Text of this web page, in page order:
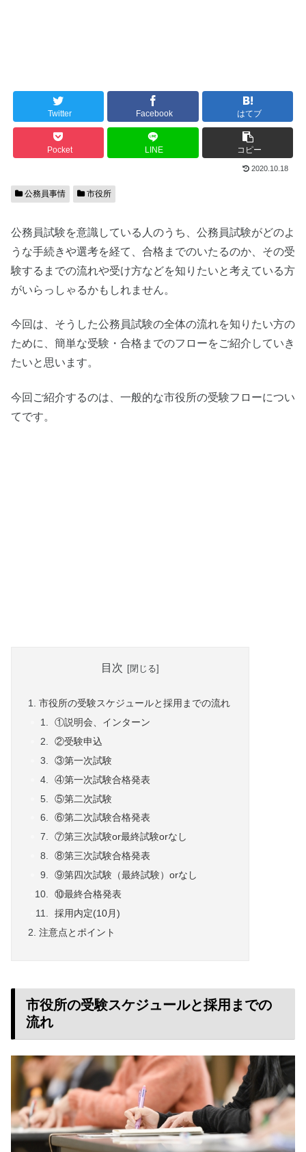
Twitter Facebook はてブ
Pocket LINE コピー
2020.10.18
公務員事情 市役所
公務員試験を意識している人のうち、公務員試験がどのよ
うな手続きや選考を経て、合格までのいたるのか、その受
験するまでの流れや受け方などを知りたいと考えている方
がいらっしゃるかもしれません。
今回は、そうした公務員試験の全体の流れを知りたい方の
ために、簡単な受験・合格までのフローをご紹介していき
たいと思います。
今回ご紹介するのは、一般的な市役所の受験フローについ
てです。
目次
市役所の受験スケジュールと採用までの流れ
①説明会、インターン
②受験申込
③第一次試験
④第一次試験合格発表
⑤第二次試験
⑥第二次試験合格発表
⑦第三次試験or最終試験orなし
⑧第三次試験合格発表
⑨第四次試験（最終試験）orなし
⑩最終合格発表
採用内定(10月)
注意点とポイント
市役所の受験スケジュールと採用までの
流れ